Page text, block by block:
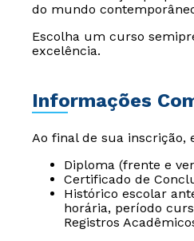
do mundo
Escolha um curso
excelência.
Informações
Ao final de sua inscrição,
Diploma (frente e
Certificado de
Histórico escolar
horária, período
Registros